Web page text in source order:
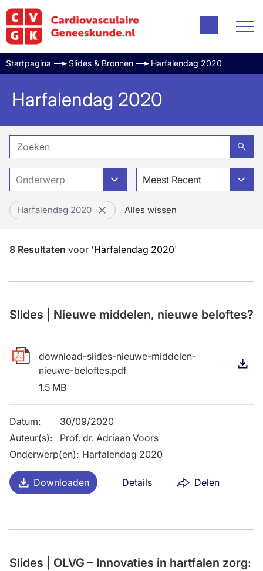
Startpagina Slides & Bronnen Harfalendag 2020
Harfalendag 2020
Onderwerp Meest Recent
Harfalendag 2020 Alles wissen
8 Resultaten voor 'Harfalendag 2020'
Downloaden Details Delen
Slides | Nieuwe middelen, nieuwe beloftes?
download-slides-nieuwe-middelen-
nieuwe-beloftes.pdf
1.5 MB
Datum:
30/09/2020
Auteur(s):
Prof. dr. Adriaan Voors
Onderwerp(en): Harfalendag 2020
Slides | OLVG – Innovaties in hartfalen zorg: